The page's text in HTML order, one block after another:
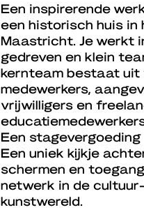
Een inspirerende
een historisch huis in
Maastricht. Je werkt
gedreven en klein
kernteam bestaat uit
medewerkers,
vrijwilligers en
Een stagevergoeding
Een uniek kijkje
schermen en
netwerk in de
kunstwereld.